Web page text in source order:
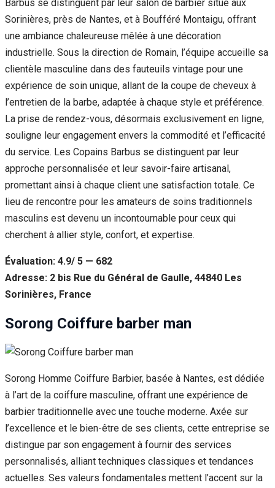
Barbus se distinguent par leur salon de barbier situé aux
Sorinières, près de Nantes, et à Boufféré Montaigu, offrant
une ambiance chaleureuse mêlée à une décoration
industrielle. Sous la direction de Romain, l’équipe accueille sa
clientèle masculine dans des fauteuils vintage pour une
expérience de soin unique, allant de la coupe de cheveux à
l’entretien de la barbe, adaptée à chaque style et préférence.
La prise de rendez-vous, désormais exclusivement en ligne,
souligne leur engagement envers la commodité et l’efficacité
du service. Les Copains Barbus se distinguent par leur
approche personnalisée et leur savoir-faire artisanal,
promettant ainsi à chaque client une satisfaction totale. Ce
lieu de rencontre pour les amateurs de soins traditionnels
masculins est devenu un incontournable pour ceux qui
cherchent à allier style, confort, et expertise.
Évaluation: 4.9/ 5 — 682
Adresse: 2 bis Rue du Général de Gaulle, 44840 Les
Sorinières, France
Sorong Coiffure barber man
Sorong Homme Coiffure Barbier, basée à Nantes, est dédiée
à l’art de la coiffure masculine, offrant une expérience de
barbier traditionnelle avec une touche moderne. Axée sur
l’excellence et le bien-être de ses clients, cette entreprise se
distingue par son engagement à fournir des services
personnalisés, alliant techniques classiques et tendances
actuelles. Ses valeurs fondamentales mettent l’accent sur la